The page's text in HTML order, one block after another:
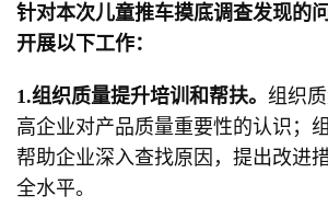
针对本次儿童推车摸底调查发现的
开展以下工作：
1.组织质量提升培训和帮扶。 组织
高企业对产品质量重要性的认识；
帮助企业深入查找原因，提出改进
全水平。